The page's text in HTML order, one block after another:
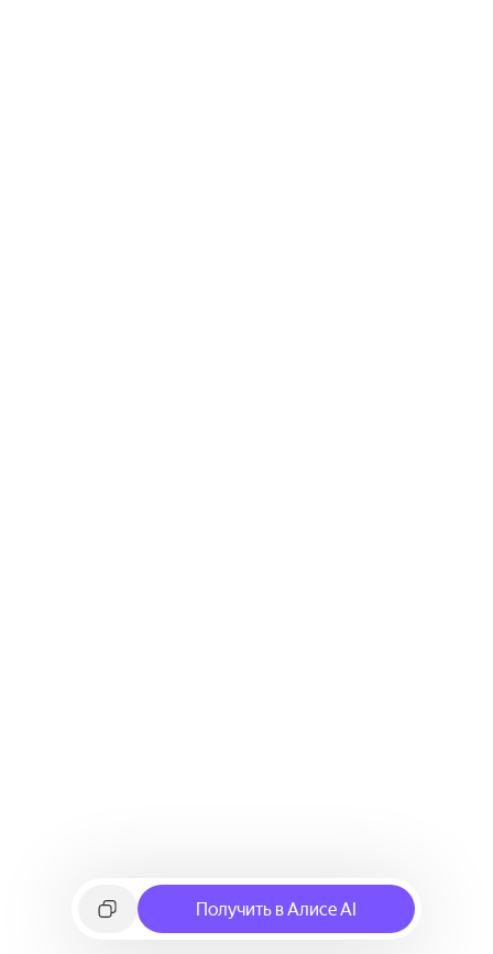
Получить в Алисе AI